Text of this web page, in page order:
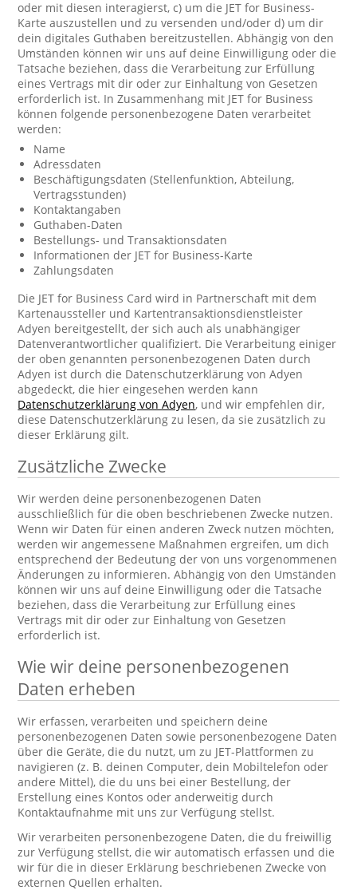
oder mit diesen interagierst, c) um die JET for Business-
Karte auszustellen und zu versenden und/oder d) um dir
dein digitales Guthaben bereitzustellen. Abhängig von den
Umständen können wir uns auf deine Einwilligung oder die
Tatsache beziehen, dass die Verarbeitung zur Erfüllung
eines Vertrags mit dir oder zur Einhaltung von Gesetzen
erforderlich ist. In Zusammenhang mit JET for Business
können folgende personenbezogene Daten verarbeitet
werden:
Name
Adressdaten
Beschäftigungsdaten (Stellenfunktion, Abteilung,
Vertragsstunden)
Kontaktangaben
Guthaben-Daten
Bestellungs- und Transaktionsdaten
Informationen der JET for Business-Karte
Zahlungsdaten
Die JET for Business Card wird in Partnerschaft mit dem
Kartenaussteller und Kartentransaktionsdienstleister
Adyen bereitgestellt, der sich auch als unabhängiger
Datenverantwortlicher qualifiziert. Die Verarbeitung einiger
der oben genannten personenbezogenen Daten durch
Adyen ist durch die Datenschutzerklärung von Adyen
abgedeckt, die hier eingesehen werden kann
Datenschutzerklärung von Adyen, und wir empfehlen dir,
diese Datenschutzerklärung zu lesen, da sie zusätzlich zu
dieser Erklärung gilt.
Zusätzliche Zwecke
Wir werden deine personenbezogenen Daten
ausschließlich für die oben beschriebenen Zwecke nutzen.
Wenn wir Daten für einen anderen Zweck nutzen möchten,
werden wir angemessene Maßnahmen ergreifen, um dich
entsprechend der Bedeutung der von uns vorgenommenen
Änderungen zu informieren. Abhängig von den Umständen
können wir uns auf deine Einwilligung oder die Tatsache
beziehen, dass die Verarbeitung zur Erfüllung eines
Vertrags mit dir oder zur Einhaltung von Gesetzen
erforderlich ist.
Wie wir deine personenbezogenen
Daten erheben
Wir erfassen, verarbeiten und speichern deine
personenbezogenen Daten sowie personenbezogene Daten
über die Geräte, die du nutzt, um zu JET-Plattformen zu
navigieren (z. B. deinen Computer, dein Mobiltelefon oder
andere Mittel), die du uns bei einer Bestellung, der
Erstellung eines Kontos oder anderweitig durch
Kontaktaufnahme mit uns zur Verfügung stellst.
Wir verarbeiten personenbezogene Daten, die du freiwillig
zur Verfügung stellst, die wir automatisch erfassen und die
wir für die in dieser Erklärung beschriebenen Zwecke von
externen Quellen erhalten.